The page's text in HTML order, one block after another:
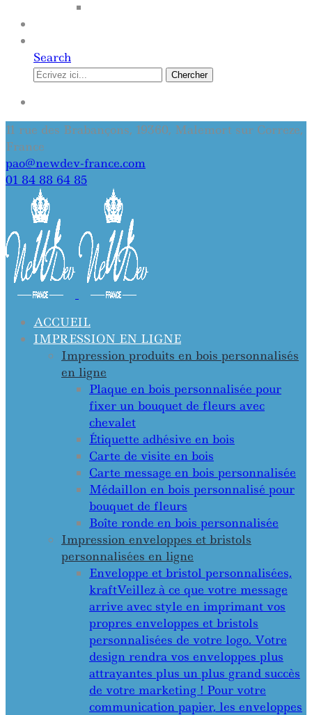
Search
Chercher
11 rue des Brabançons, 19360, Malemort sur Correze,
France
pao@newdev-france.com
01 84 88 64 85
ACCUEIL
IMPRESSION EN LIGNE
Impression produits en bois personnalisés
en ligne
Plaque en bois personnalisée pour
fixer un bouquet de fleurs avec
chevalet
Étiquette adhésive en bois
Carte de visite en bois
Carte message en bois personnalisée
Médaillon en bois personnalisé pour
bouquet de fleurs
Boîte ronde en bois personnalisée
Impression enveloppes et bristols
personnalisées en ligne
Enveloppe et bristol personnalisées,
kraftVeillez à ce que votre message
arrive avec style en imprimant vos
propres enveloppes et bristols
personnalisées de votre logo. Votre
design rendra vos enveloppes plus
attrayantes plus un plus grand succès
de votre marketing ! Pour votre
communication papier, les enveloppes